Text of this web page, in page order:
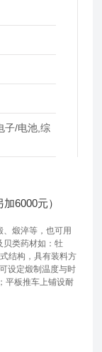
子/电池,综
6000元）
、煅淬等，也可用
贝类药材如：牡
结构，具有装料方
设定煅制温度与时
平板推车上铺设耐